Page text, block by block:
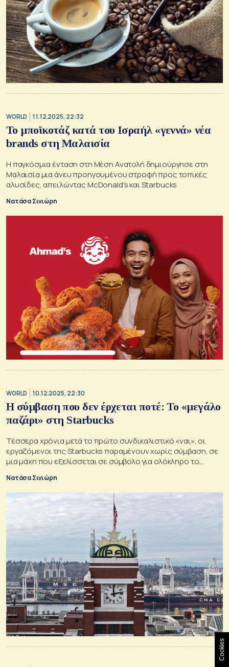
WORLD 11.12.2025, 22:32
To μποϊκοτάζ κατά του Ισραήλ «γεννά» νέα
brands στη Μαλαισία
Η παγκόσμια ένταση στη Μέση Ανατολή δημιούργησε στη
Μαλαισία μια άνευ προηγουμένου στροφή προς τοπικές
αλυσίδες, απειλώντας McDonald's και Starbucks
Νατάσα Σινιώρη
WORLD 10.12.2025, 22:30
Η σύμβαση που δεν έρχεται ποτέ: Το «μεγάλο
παζάρι» στη Starbucks
Τέσσερα χρόνια μετά το πρώτο συνδικαλιστικό «ναι», οι
εργαζόμενοι της Starbucks παραμένουν χωρίς σύμβαση, σε
μια μάχη που εξελίσσεται σε σύμβολο για ολόκληρο το
αμερικανικό εργατικό κίνημα
Νατάσα Σινιώρη
Cookies